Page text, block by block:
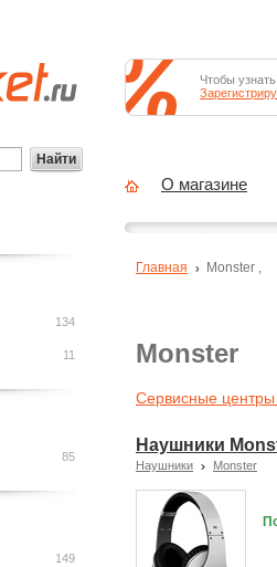
Monster
Сервисные
Наушники
Наушники Monster
Главная Monster ,
134
11
85
149
Найти
Чтобы
О магазине